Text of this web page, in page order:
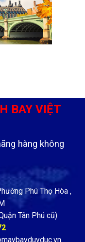
BAY VIỆT
hàng không
Phú Thọ Hòa ,
Tân Phú cũ)